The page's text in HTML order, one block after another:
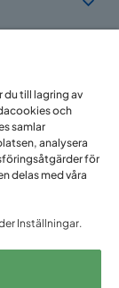
till lagring av
och
samlar
analysera
för
delas med våra
Inställningar.